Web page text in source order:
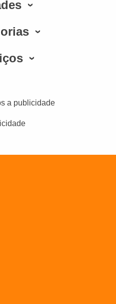
a publicidade